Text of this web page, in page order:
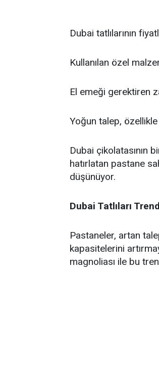
Dubai tatlılarının
Kullanılan özel
El emeği gerektiren
Yoğun talep,
Dubai çikolatasının
hatırlatan pastane
düşünüyor.
Dubai Tatlıları
Pastaneler, artan
kapasitelerini
magnoliası ile bu